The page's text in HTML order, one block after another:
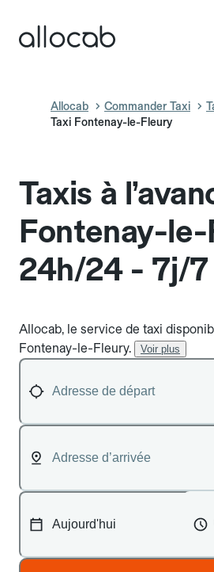
Allocab Commander Taxi
Taxi Fontenay-le-Fleury
Taxis à
Fontenay-
24h/24 - 7j/7
Allocab, le service de taxi
Fontenay-le-Fleury.
Voir plus